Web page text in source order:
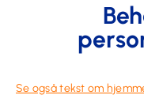
Se også tekst om